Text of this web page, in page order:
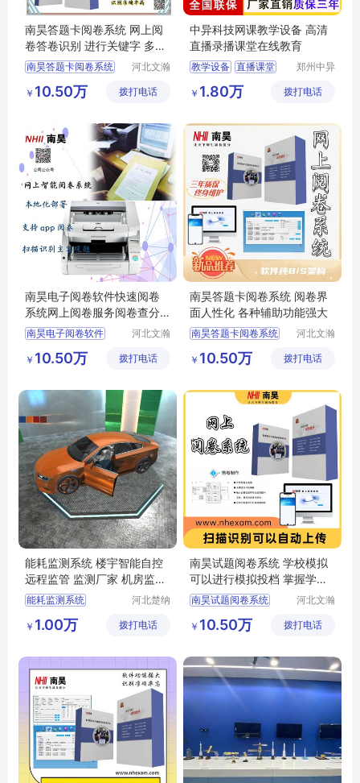
南昊答题卡阅卷系统 网上阅
卷答卷识别 进行关键字 多字
段校对
南昊答题卡阅卷系统
中学网上阅卷
电子评卷系统
河北文瀚
技发展有
￥ 10.50万 拨打电话
中异科技网课教学设备 高清
直播录播课堂在线教育
教学设备 直播课堂
在线教育
郑州中异
有限公司
￥ 1.80万 拨打电话
南昊电子阅卷软件快速阅卷
系统网上阅卷服务阅卷查分
系统
南昊电子阅卷软件
网上阅卷服务
电子阅卷软件
河北文瀚
技发展有
￥ 10.50万 拨打电话
南昊答题卡阅卷系统 阅卷界
面人性化 各种辅助功能强大
南昊答题卡阅卷系统
考试电脑阅卷
学校阅卷系统
河北文瀚
技发展有
￥ 10.50万 拨打电话
能耗监测系统 楼宇智能自控
远程监管 监测厂家 机房监控
机房可视化
能耗监测系统
机房可视化
机房监控
河北楚纳
公司
￥ 1.00万 拨打电话
南昊试题阅卷系统 学校模拟
可以进行模拟投档 掌握学生
上线情况
南昊试题阅卷系统
中学网上阅卷
计算机阅卷系统
河北文瀚
技发展有
￥ 10.50万 拨打电话